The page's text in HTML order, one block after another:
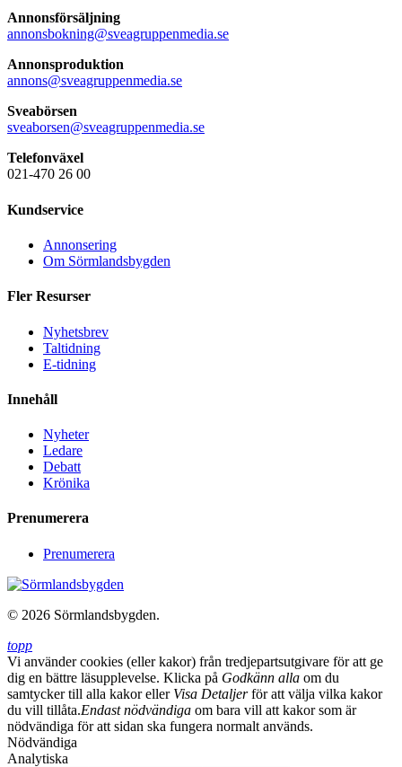
Annonsförsäljning
annonsbokning@sveagruppenmedia.se
Annonsproduktion
annons@sveagruppenmedia.se
Sveabörsen
sveaborsen@sveagruppenmedia.se
Telefonväxel
021-470 26 00
Kundservice
Annonsering
Om Sörmlandsbygden
Fler Resurser
Nyhetsbrev
Taltidning
E-tidning
Innehåll
Nyheter
Ledare
Debatt
Krönika
Prenumerera
Prenumerera
© 2026 Sörmlandsbygden.
topp
Vi använder cookies (eller kakor) från tredjepartsutgivare för att ge
dig en bättre läsupplevelse. Klicka på Godkänn alla om du
samtycker till alla kakor eller Visa Detaljerför att välja vilka kakor
du vill tillåta.Endast nödvändiga om bara vill att kakor som är
nödvändiga för att sidan ska fungera normalt används.
Nödvändiga
Analytiska